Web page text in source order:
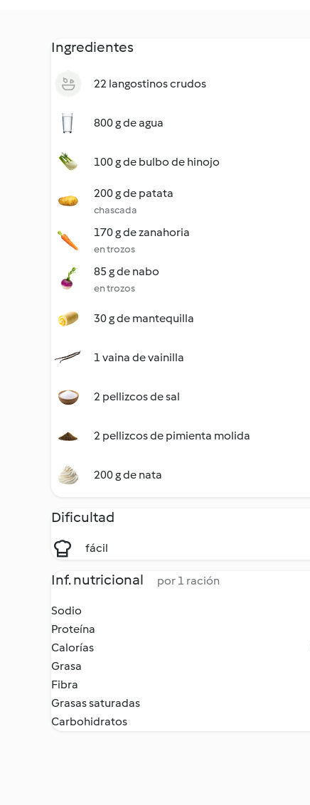
Ingredientes
22 langostinos crudos
800 g de agua
100 g de bulbo de hinojo
200 g de patata
chascada
170 g de zanahoria
en trozos
85 g de nabo
en trozos
30 g de mantequilla
1 vaina de vainilla
2 pellizcos de sal
2 pellizcos de pimienta molida
200 g de nata
Dificultad
fácil
Inf. nutricional por 1 ración
Sodio
Proteína
Calorías
Grasa
Fibra
Grasas saturadas
Carbohidratos